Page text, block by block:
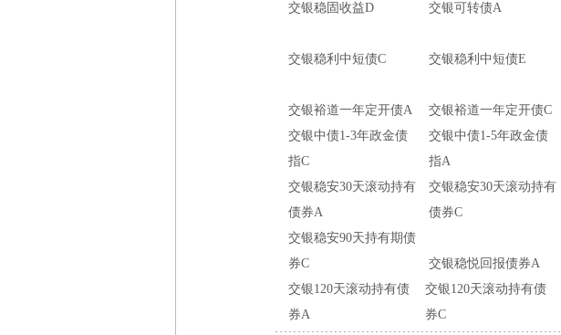
交银稳固收益D
交银可转债A
交银稳利中短债C 交银稳利中短债E
交银裕道一年定开债A 交银裕道一年定开债C
交银中债1-3年政金债
指C
交银中债1-5年政金债
指A
交银稳安30天滚动持有
债券A
交银稳安30天滚动持有
债券C
交银稳安90天持有期债
券C
交银稳悦回报债券A
交银120天滚动持有债
券A
交银120天滚动持有债
券C